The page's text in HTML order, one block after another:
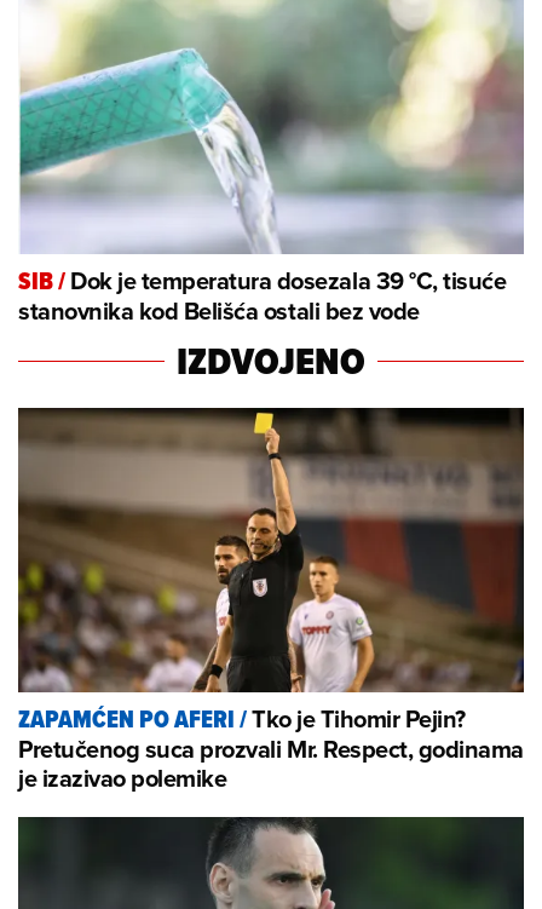
SIB/Dok je temperatura dosezala 39 °C, tisuće
stanovnika kod Belišća ostali bez vode
IZDVOJENO
ZAPAMĆEN PO AFERI/Tko je Tihomir Pejin?
Pretučenog suca prozvali Mr. Respect, godinama
je izazivao polemike